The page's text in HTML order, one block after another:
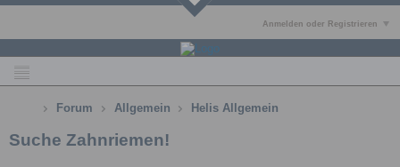
Anmelden oder Registrieren
Forum Allgemein Helis Allgemein
Suche Zahnriemen!